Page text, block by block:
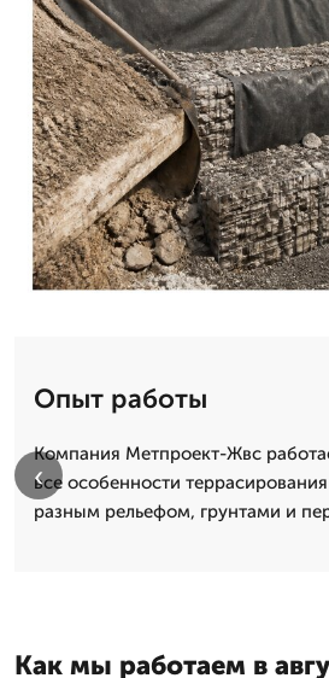
Опыт работы
Компания Метпроект-Жвс
все особенности
разным рельефом, грунтами и
‹
Как мы работаем в